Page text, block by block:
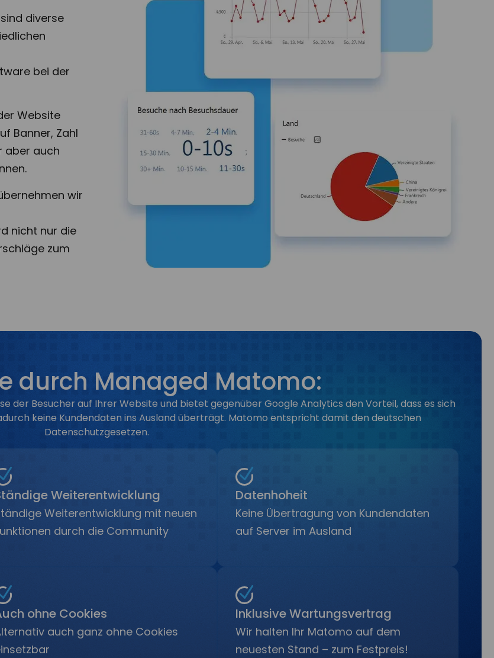
diverse
bei der
Website
Banner, Zahl
aber auch
wir
nicht nur die
zum
durch Managed Matomo:
der Besucher auf Ihrer Website und bietet gegenüber Google Analytics den Vorteil, dass es sich
keine Kundendaten ins Ausland überträgt. Matomo entspricht damit den deutschen
Datenschutzgesetzen.
Weiterentwicklung
Weiterentwicklung mit neuen
durch die Community
Datenhoheit
Keine Übertragung von Kundendaten
auf Server im Ausland
ohne Cookies
auch ganz ohne Cookies
Inklusive Wartungsvertrag
Wir halten Ihr Matomo auf dem
neuesten Stand – zum Festpreis!